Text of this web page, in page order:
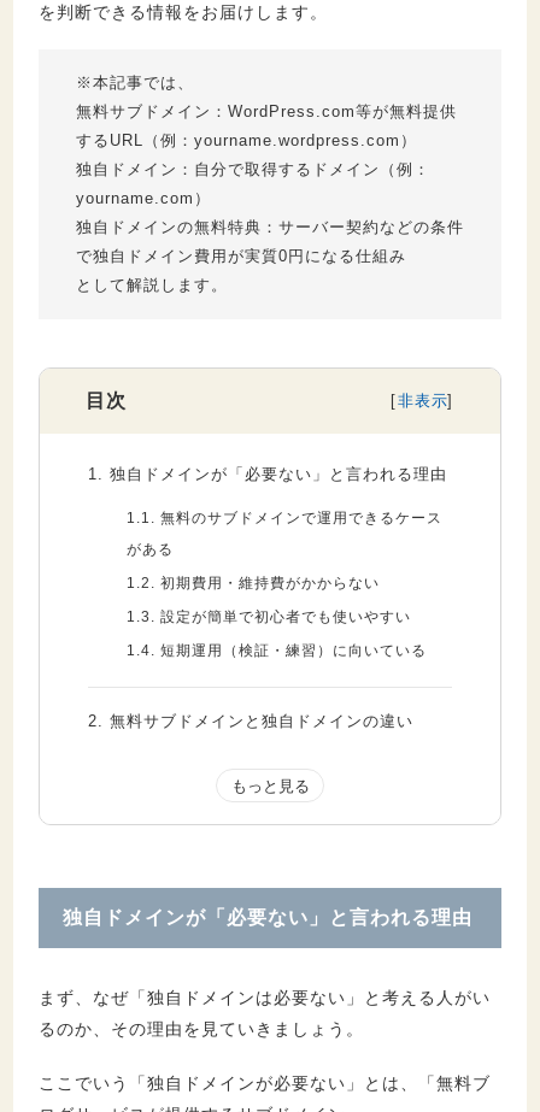
を判断できる情報をお届けします。
※本記事では、
無料サブドメイン：WordPress.com等が無料提供
するURL（例：yourname.wordpress.com）
独自ドメイン：自分で取得するドメイン（例：
yourname.com）
独自ドメインの無料特典：サーバー契約などの条件
で独自ドメイン費用が実質0円になる仕組み
として解説します。
目次
1. 独自ドメインが「必要ない」と言われる理由
1.1. 無料のサブドメインで運用できるケース
がある
1.2. 初期費用・維持費がかからない
1.3. 設定が簡単で初心者でも使いやすい
1.4. 短期運用（検証・練習）に向いている
2. 無料サブドメインと独自ドメインの違い
最も大きい違いは「所有権（URLの管理
2.2.SEO上の違い：評価が蓄積される単位が
3. 独自ドメインが「必要ない」ケース
3.2.完全に個人的な趣味のブログ
SNSのみで活動予定
3.4.無料ブログサービスの機能で十分
独自ドメインが「必要ない」と言われる理由
まず、なぜ「独自ドメインは必要ない」と考える人がい
るのか、その理由を見ていきましょう。
ここでいう「独自ドメインが必要ない」とは、「無料ブ